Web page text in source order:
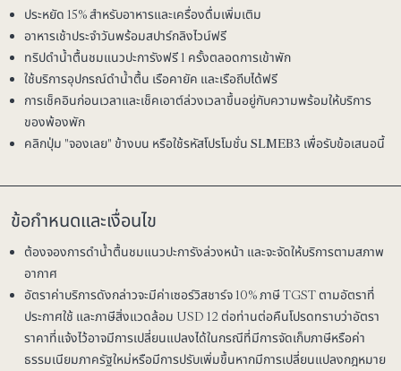
ประหยัด 15% สำหรับอาหารและเครื่องดื่มเพิ่มเติม
อาหารเช้าประจำวันพร้อมสปาร์กลิงไวน์ฟรี
ทริปดำน้ำตื้นชมแนวปะการังฟรี 1 ครั้งตลอดการเข้าพัก
ใช้บริการอุปกรณ์ดำน้ำตื้น เรือคายัค และเรือถีบได้ฟรี
การเช็คอินก่อนเวลาและเช็คเอาต์ล่วงเวลาขึ้นอยู่กับความพร้อมให้บริการ
ของพ้องพัก
คลิกปุ่ม "จองเลย" ข้างบน หรือใช้รหัสโปรโมชั่น SLMEB3 เพื่อรับข้อเสนอนี้
ข้อกำหนดและเงื่อนไข
ต้องจองการดำน้ำตื้นชมแนวปะการังล่วงหน้า และจะจัดให้บริการตามสภาพ
อากาศ
อัตราค่าบริการดังกล่าวจะมีค่าเซอร์วิสชาร์จ 10% ภาษี TGST ตามอัตราที่
ประกาศใช้ และภาษีสิ่งแวดล้อม USD 12 ต่อท่านต่อคืนโปรดทราบว่าอัตรา
ราคาที่แจ้งไว้อาจมีการเปลี่ยนแปลงได้ในกรณีที่มีการจัดเก็บภาษีหรือค่า
ธรรมเนียมภาครัฐใหม่หรือมีการปรับเพิ่มขึ้นหากมีการเปลี่ยนแปลงกฎหมาย